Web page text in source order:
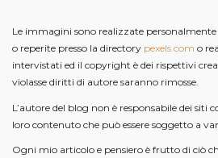
Le immagini sono realizzate
o reperite presso la directory pexels.com o
intervistati ed il copyright è dei rispettivi
violasse diritti di autore saranno rimosse.
L’autore del blog non è responsabile dei siti
loro contenuto che può essere soggetto a
Ogni mio articolo e pensiero è frutto di ciò